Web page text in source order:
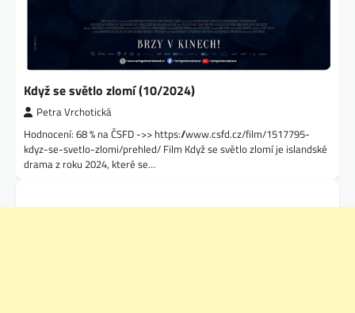
Když se světlo zlomí (10/2024)
Petra Vrchotická
Hodnocení: 68 % na ČSFD ->> https://www.csfd.cz/film/1517795-
kdyz-se-svetlo-zlomi/prehled/ Film Když se světlo zlomí je islandské
drama z roku 2024, které se…